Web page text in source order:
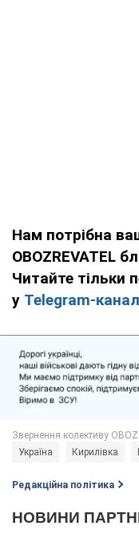
Нам потрібна
OBOZREVATEL
Читайте тільки
у Telegram-
Україна Кирилівка
Редакційна політика